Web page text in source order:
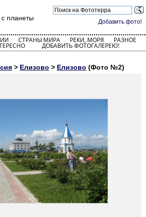
Добавить фото!
планеты
СТРАНЫ МИРА РЕКИ, МОРЯ РАЗНОЕ
ДОБАВИТЬ ФОТОГАЛЕРЕЮ!
> Елизово > Елизово (Фото №2)